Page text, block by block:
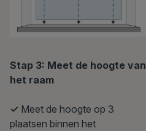
Stap 3: Meet de hoogte van
het raam
✓ Meet de hoogte op 3
plaatsen binnen het